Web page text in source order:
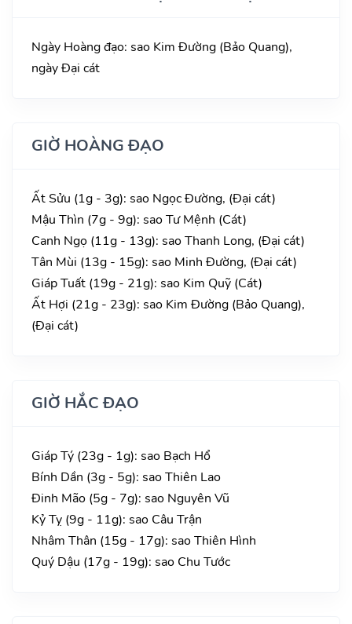
Ngày Hoàng đạo: sao Kim Đường (Bảo Quang),
ngày Đại cát
GIỜ HOÀNG ĐẠO
Ất Sửu (1g - 3g): sao Ngọc Đường, (Đại cát)
Mậu Thìn (7g - 9g): sao Tư Mệnh (Cát)
Canh Ngọ (11g - 13g): sao Thanh Long, (Đại cát)
Tân Mùi (13g - 15g): sao Minh Đường, (Đại cát)
Giáp Tuất (19g - 21g): sao Kim Quỹ (Cát)
Ất Hợi (21g - 23g): sao Kim Đường (Bảo Quang),
(Đại cát)
GIỜ HẮC ĐẠO
Giáp Tý (23g - 1g): sao Bạch Hổ
Bính Dần (3g - 5g): sao Thiên Lao
Đinh Mão (5g - 7g): sao Nguyên Vũ
Kỷ Tỵ (9g - 11g): sao Câu Trận
Nhâm Thân (15g - 17g): sao Thiên Hình
Quý Dậu (17g - 19g): sao Chu Tước